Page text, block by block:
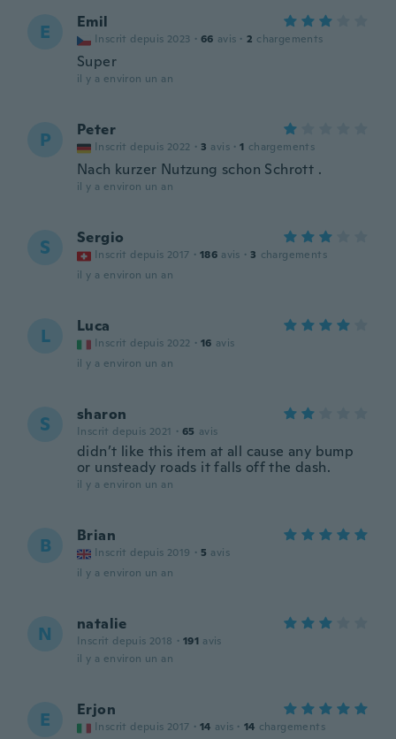
E Emil
Inscrit depuis 2023 · 66 avis · 2 chargements
Super
il y a environ un an
P Peter
Inscrit depuis 2022 · 3 avis · 1 chargements
Nach kurzer Nutzung schon Schrott .
il y a environ un an
S Sergio
Inscrit depuis 2017 · 186 avis · 3 chargements
il y a environ un an
L Luca
Inscrit depuis 2022 · 16 avis
il y a environ un an
S sharon
Inscrit depuis 2021 · 65 avis
didn’t like this item at all cause any bump
or unsteady roads it falls off the dash.
il y a environ un an
B Brian
Inscrit depuis 2019 · 5 avis
il y a environ un an
N natalie
Inscrit depuis 2018 · 191 avis
il y a environ un an
E Erjon
Inscrit depuis 2017 · 14 avis · 14 chargements